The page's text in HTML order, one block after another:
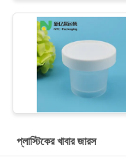
প্লাস্টিকের খাবার জারস